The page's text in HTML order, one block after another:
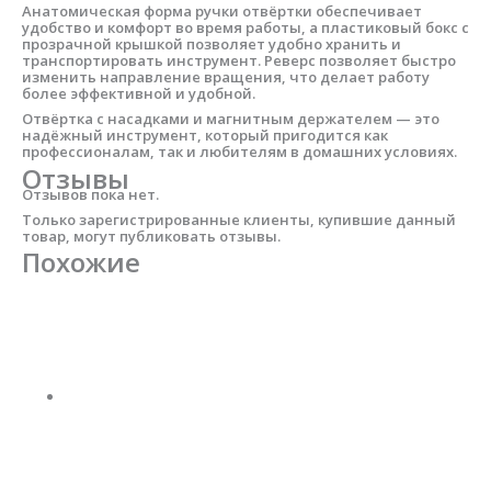
Анатомическая форма ручки отвёртки обеспечивает
удобство и комфорт во время работы, а пластиковый бокс с
прозрачной крышкой позволяет удобно хранить и
транспортировать инструмент. Реверс позволяет быстро
изменить направление вращения, что делает работу
более эффективной и удобной.
Отвёртка с насадками и магнитным держателем — это
надёжный инструмент, который пригодится как
профессионалам, так и любителям в домашних условиях.
Отзывы
Отзывов пока нет.
Только зарегистрированные клиенты, купившие данный
товар, могут публиковать отзывы.
Похожие